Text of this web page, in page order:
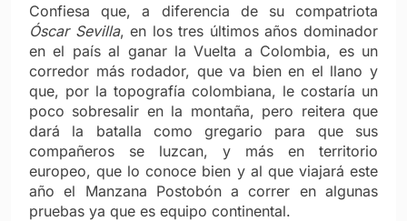
Confiesa que, a diferencia de su compatriota
Óscar Sevilla, en los tres últimos años dominador
en el país al ganar la Vuelta a Colombia, es un
corredor más rodador, que va bien en el llano y
que, por la topografía colombiana, le costaría un
poco sobresalir en la montaña, pero reitera que
dará la batalla como gregario para que sus
compañeros se luzcan, y más en territorio
europeo, que lo conoce bien y al que viajará este
año el Manzana Postobón a correr en algunas
pruebas ya que es equipo continental.